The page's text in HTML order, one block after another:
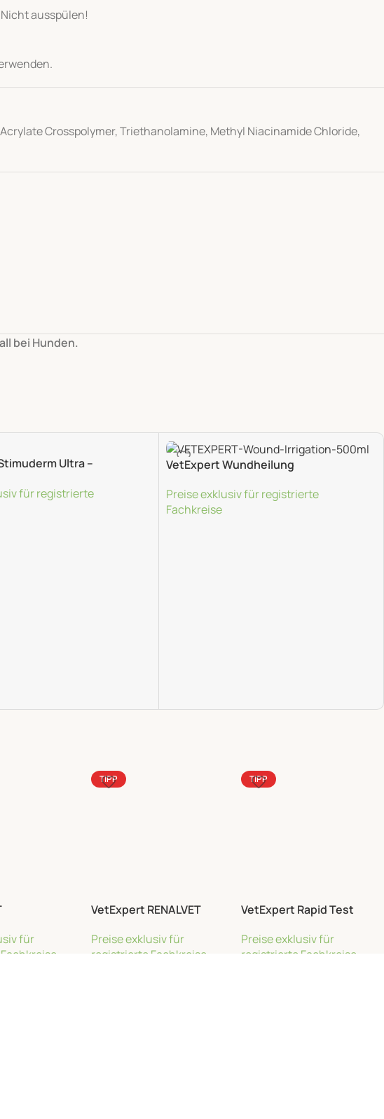
Nicht ausspülen!
Crosspolymer, Triethanolamine, Methyl Niacinamide Chloride,
bei Hunden.
Ultra –
für registrierte
VetExpert Wundheilung
Preise exklusiv für registrierte
Fachkreise
für
TIPP
VetExpert RENALVET
Preise exklusiv für
registrierte Fachkreise
TIPP
VetExpert Rapid Test
Stk
Preise exklusiv für
registrierte Fachkreise